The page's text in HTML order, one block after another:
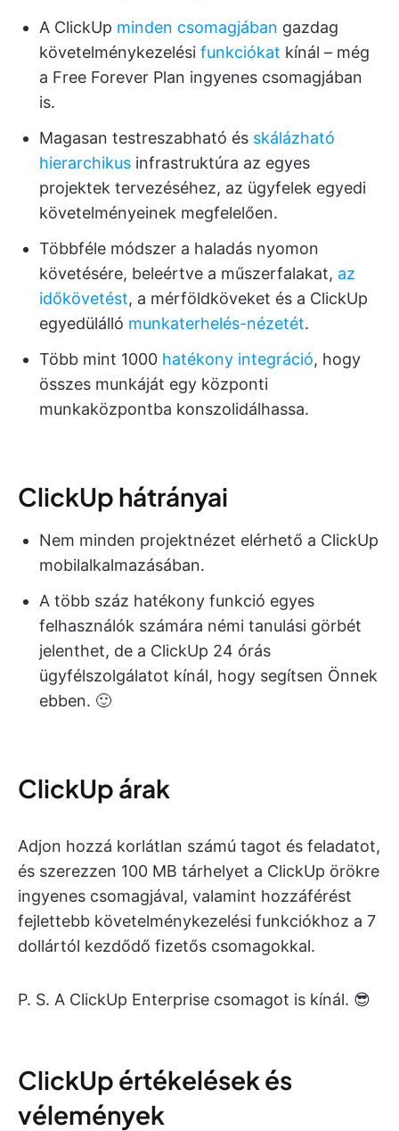
A ClickUp minden csomagjában gazdag
követelménykezelési funkciókat kínál – még
a Free Forever Plan ingyenes csomagjában
is.
Magasan testreszabható és skálázható
hierarchikus infrastruktúra az egyes
projektek tervezéséhez, az ügyfelek egyedi
követelményeinek megfelelően.
Többféle módszer a haladás nyomon
követésére, beleértve a műszerfalakat, az
időkövetést, a mérföldköveket és a ClickUp
egyedülálló munkaterhelés-nézetét.
Több mint 1000 hatékony integráció, hogy
összes munkáját egy központi
munkaközpontba konszolidálhassa.
ClickUp hátrányai
Nem minden projektnézet elérhető a ClickUp
mobilalkalmazásában.
A több száz hatékony funkció egyes
felhasználók számára némi tanulási görbét
jelenthet, de a ClickUp 24 órás
ügyfélszolgálatot kínál, hogy segítsen Önnek
ebben. 🙂
ClickUp árak
Adjon hozzá korlátlan számú tagot és feladatot,
és szerezzen 100 MB tárhelyet a ClickUp örökre
ingyenes csomagjával, valamint hozzáférést
fejlettebb követelménykezelési funkciókhoz a 7
dollártól kezdődő fizetős csomagokkal.
P. S. A ClickUp Enterprise csomagot is kínál. 😎
ClickUp értékelések és
vélemények